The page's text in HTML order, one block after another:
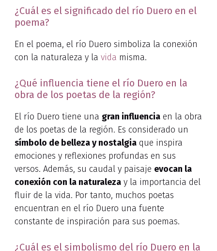
¿Cuál es el significado del río Duero en el
poema?
En el poema, el río Duero simboliza la conexión
con la naturaleza y la vida misma.
¿Qué influencia tiene el río Duero en la
obra de los poetas de la región?
El río Duero tiene una gran influencia en la obra
de los poetas de la región. Es considerado un
símbolo de belleza y nostalgia que inspira
emociones y reflexiones profundas en sus
versos. Además, su caudal y paisaje evocan la
conexión con la naturaleza y la importancia del
fluir de la vida. Por tanto, muchos poetas
encuentran en el río Duero una fuente
constante de inspiración para sus poemas.
¿Cuál es el simbolismo del río Duero en la